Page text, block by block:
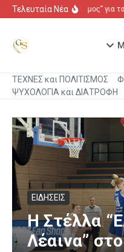
Μετάβαση στο περιεχόμενο
Τελευταία Νέα“Πόλεμος” για
ΤΕΧΝΕΣ και ΠΟΛΙΤΙΣΜΟΣ
ΨΥΧΟΛΟΓΙΑ και ΔΙΑΤΡΟΦΗ
ΕΙΔΗΣΕΙΣ
Η Στέλλα
Λέαινα”